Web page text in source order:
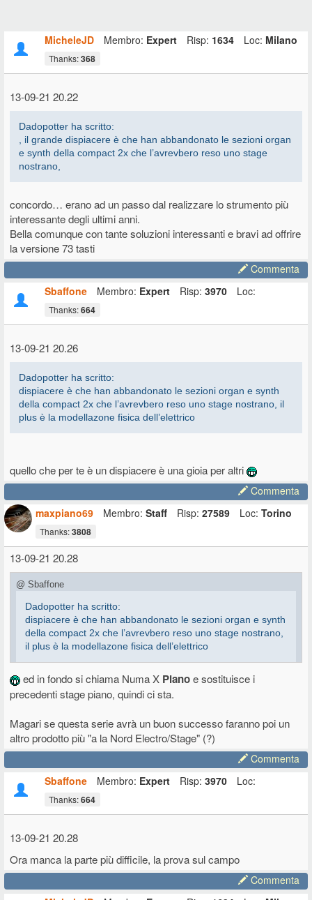
MicheleJD Membro: Expert Risp: 1634 Loc: Milano
Thanks:368
13-09-21 20.22
Dadopotter ha scritto:
, il grande dispiacere è che han abbandonato le sezioni organ
e synth della compact 2x che l’avrevbero reso uno stage
nostrano,
concordo… erano ad un passo dal realizzare lo strumento più
interessante degli ultimi anni.
Bella comunque con tante soluzioni interessanti e bravi ad offrire
la versione 73 tasti
Commenta
Sbaffone
Membro: Expert Risp: 3970 Loc:
Thanks:664
13-09-21 20.26
Dadopotter ha scritto:
dispiacere è che han abbandonato le sezioni organ e synth
della compact 2x che l’avrevbero reso uno stage nostrano, il
plus è la modellazone fisica dell’elettrico
quello che per te è un dispiacere è una gioia per altri
Commenta
maxpiano69
Membro: Staff Risp: 27589 Loc: Torino
Thanks:3808
13-09-21 20.28
@ Sbaffone
Dadopotter ha scritto:
dispiacere è che han abbandonato le sezioni organ e synth
della compact 2x che l’avrevbero reso uno stage nostrano,
il plus è la modellazone fisica dell’elettrico
quello che per te è un dispiacere è una gioia per altri
ed in fondo si chiama Numa X Pianoe sostituisce i
precedenti stage piano, quindi ci sta.
Magari se questa serie avrà un buon successo faranno poi un
altro prodotto più "a la Nord Electro/Stage" (?)
Commenta
Sbaffone
Membro: Expert Risp: 3970 Loc:
Thanks:664
13-09-21 20.28
Ora manca la parte più difficile, la prova sul campo
Commenta